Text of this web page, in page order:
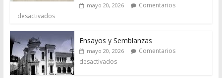
mayo 20, 2026
Comentarios
desactivados
Ensayos y Semblanzas
mayo 20, 2026
Comentarios
desactivados